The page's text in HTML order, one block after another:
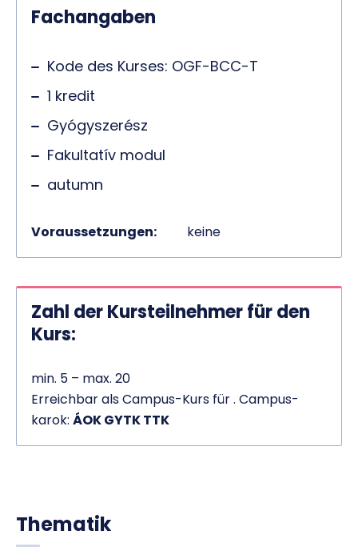
Fachangaben
Kode des Kurses: OGF-BCC-T
1 kredit
Gyógyszerész
Fakultatív modul
autumn
Voraussetzungen: keine
Zahl der Kursteilnehmer für den
Kurs:
min. 5 – max. 20
Erreichbar als Campus-Kurs für . Campus-
karok: ÁOK GYTK TTK
Thematik